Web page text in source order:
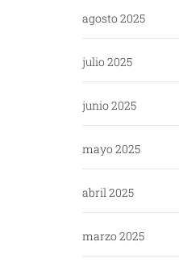
agosto 2025
julio 2025
junio 2025
mayo 2025
abril 2025
marzo 2025